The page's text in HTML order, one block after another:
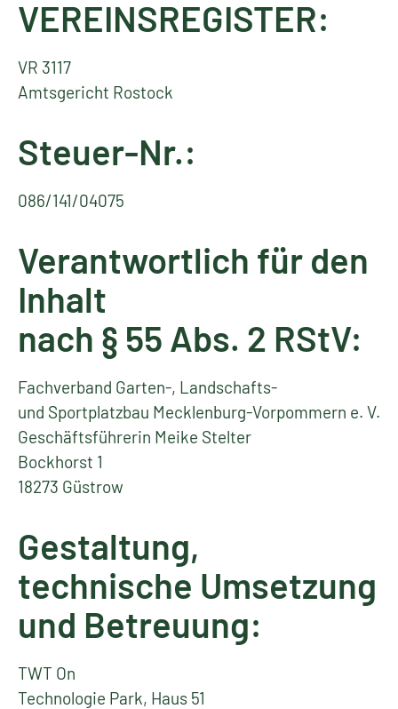
VEREINSREGISTER:
VR 3117
Amtsgericht Rostock
Steuer-Nr.:
086/141/04075
Verantwortlich für den
Inhalt
nach § 55 Abs. 2 RStV:
Fachverband Garten-, Landschafts-
und Sportplatzbau Mecklenburg-Vorpommern e. V.
Geschäftsführerin Meike Stelter
Bockhorst 1
18273 Güstrow
Gestaltung,
technische Umsetzung
und Betreuung:
TWT On
Technologie Park, Haus 51